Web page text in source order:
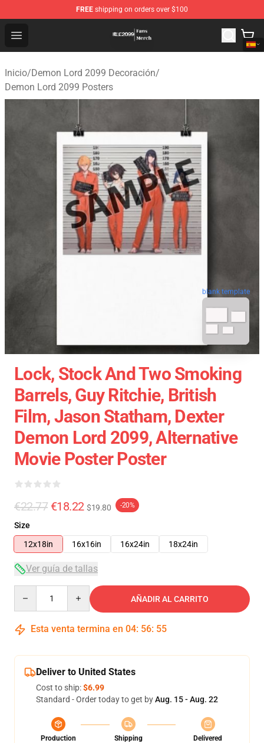
FREE shipping on orders over $100
Open menu
Demon Lord 2099 Store - Official Demon Lord 2099
Inicio/Demon Lord 2099 Decoración/
Demon Lord 2099 Posters
blank template
Lock, Stock And Two Smoking
Barrels, Guy Ritchie, British
Film, Jason Statham, Dexter
Demon Lord 2099, Alternative
Movie Poster Poster
€22.77 €18.22 $19.80 -20%
Size
12x18in
16x16in 16x24in 18x24in
Ver guía de tallas
AÑADIR AL CARRITO
Esta venta termina en 04: 56: 54
Deliver to United States
Cost to ship:$6.99
Standard - Order today to get byAug. 15 - Aug. 22
Production
Shipping
Delivered